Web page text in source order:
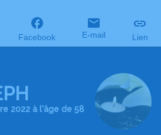
Facebook E-mail Lien
2022 à l'âge de 58